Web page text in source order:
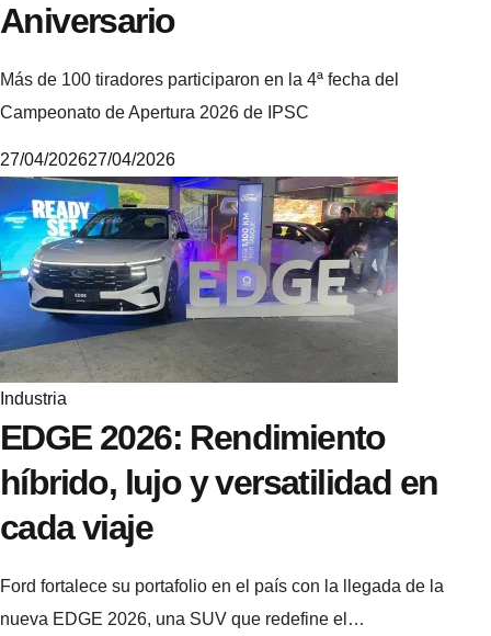
Aniversario
Más de 100 tiradores participaron en la 4ª fecha del
Campeonato de Apertura 2026 de IPSC
M
i
k
27/04/202627/04/2026
Industria
EDGE 2026: Rendimiento
híbrido, lujo y versatilidad en
cada viaje
Ford fortalece su portafolio en el país con la llegada de la
nueva EDGE 2026, una SUV que redefine el…